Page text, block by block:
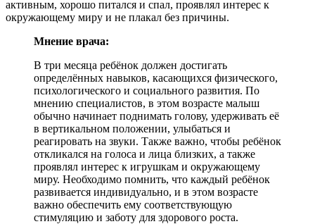
активным, хорошо питался и спал, проявлял интерес к
окружающему миру и не плакал без причины.
Мнение врача:
В три месяца ребёнок должен достигать
определённых навыков, касающихся физического,
психологического и социального развития. По
мнению специалистов, в этом возрасте малыш
обычно начинает поднимать голову, удерживать её
в вертикальном положении, улыбаться и
реагировать на звуки. Также важно, чтобы ребёнок
откликался на голоса и лица близких, а также
проявлял интерес к игрушкам и окружающему
миру. Необходимо помнить, что каждый ребёнок
развивается индивидуально, и в этом возрасте
важно обеспечить ему соответствующую
стимуляцию и заботу для здорового роста.